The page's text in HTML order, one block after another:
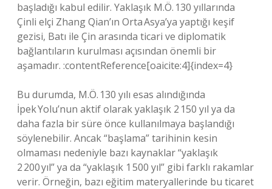
başladığı kabul edilir. Yaklaşık M.Ö. 130 yıllarında
Çinli elçi Zhang Qian’ın Orta Asya’ya yaptığı keşif
gezisi, Batı ile Çin arasında ticari ve diplomatik
bağlantıların kurulması açısından önemli bir
aşamadır. :contentReference[oaicite:4]{index=4}
Bu durumda, M.Ö. 130 yılı esas alındığında
İpek Yolu’nun aktif olarak yaklaşık 2 150 yıl ya da
daha fazla bir süre önce kullanılmaya başlandığı
söylenebilir. Ancak “başlama” tarihinin kesin
olmaması nedeniyle bazı kaynaklar “yaklaşık
2 200 yıl” ya da “yaklaşık 1 500 yıl” gibi farklı rakamlar
verir. Örneğin, bazı eğitim materyallerinde bu ticaret